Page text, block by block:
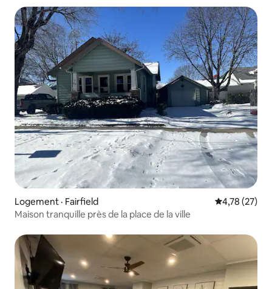
Logement · Fairfield Note
4,78 (27)
Maison tranquille près de la place de la ville